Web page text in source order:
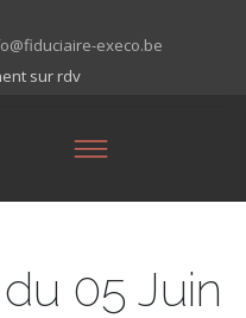
execo.be
sur rdv
05 Juin